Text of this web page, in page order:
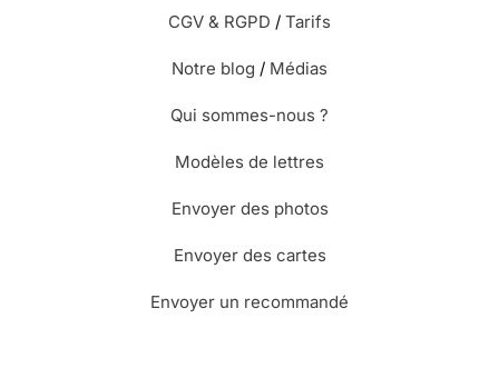
CGV & RGPD / Tarifs
Notre blog / Médias
Qui sommes-nous ?
Modèles de lettres
Envoyer des photos
Envoyer des cartes
Envoyer un recommandé